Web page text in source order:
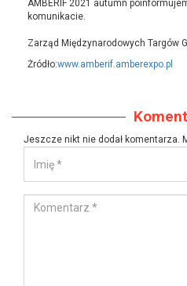
AMBERIF 2021 autumn
komunikacie.
Zarząd Międzynarodowych Targów
Żródło:www.amberif.amberexpo.pl
Jeszcze nikt nie dodał komentarza.